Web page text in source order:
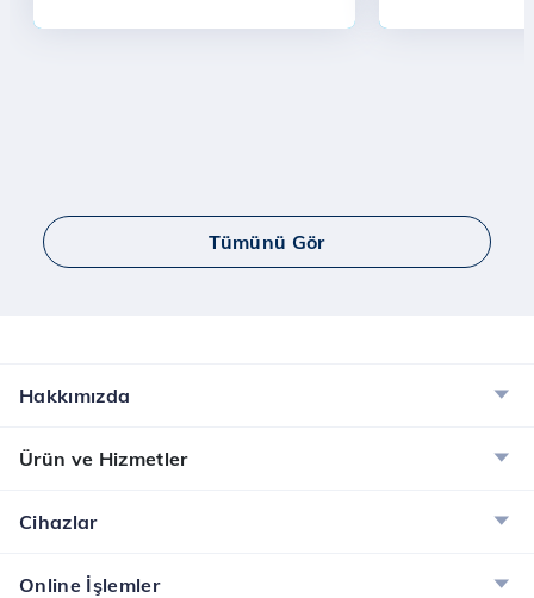
Tümünü Gör
Hakkımızda
Ürün ve Hizmetler
Cihazlar
Online İşlemler